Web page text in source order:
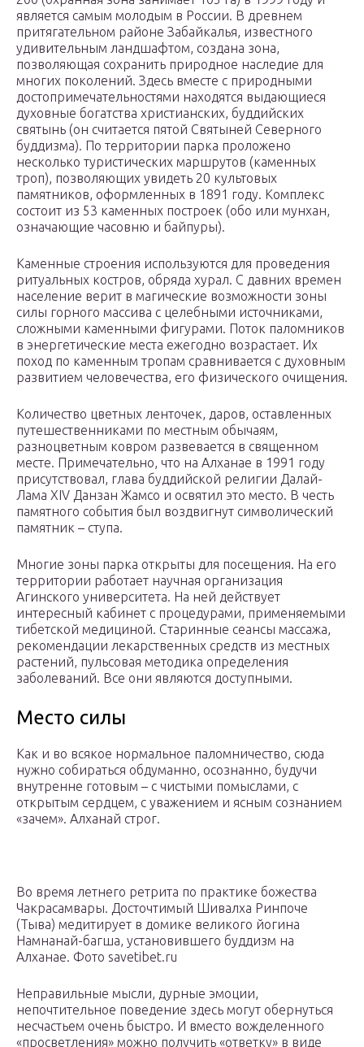
является самым молодым в России. В древнем
притягательном районе Забайкалья, известного
удивительным ландшафтом, создана зона,
позволяющая сохранить природное наследие для
многих поколений. Здесь вместе с природными
достопримечательностями находятся выдающиеся
духовные богатства христианских, буддийских
святынь (он считается пятой Святыней Северного
буддизма). По территории парка проложено
несколько туристических маршрутов (каменных
троп), позволяющих увидеть 20 культовых
памятников, оформленных в 1891 году. Комплекс
состоит из 53 каменных построек (обо или мунхан,
означающие часовню и байпуры).
Каменные строения используются для проведения
ритуальных костров, обряда хурал. С давних времен
население верит в магические возможности зоны
силы горного массива с целебными источниками,
сложными каменными фигурами. Поток паломников
в энергетические места ежегодно возрастает. Их
поход по каменным тропам сравнивается с духовным
развитием человечества, его физического очищения.
Количество цветных ленточек, даров, оставленных
путешественниками по местным обычаям,
разноцветным ковром развевается в священном
месте. Примечательно, что на Алханае в 1991 году
присутствовал, глава буддийской религии Далай-
Лама XIV Данзан Жамсо и освятил это место. В честь
памятного события был воздвигнут символический
памятник – ступа.
Многие зоны парка открыты для посещения. На его
территории работает научная организация
Агинского университета. На ней действует
интересный кабинет с процедурами, применяемыми
тибетской медициной. Старинные сеансы массажа,
рекомендации лекарственных средств из местных
растений, пульсовая методика определения
заболеваний. Все они являются доступными.
Место силы
Как и во всякое нормальное паломничество, сюда
нужно собираться обдуманно, осознанно, будучи
внутренне готовым – с чистыми помыслами, с
открытым сердцем, с уважением и ясным сознанием
«зачем». Алханай строг.
Во время летнего ретрита по практике божества
Чакрасамвары. Досточтимый Шивалха Ринпоче
(Тыва) медитирует в домике великого йогина
Намнанай-багша, установившего буддизм на
Алханае. Фото savetibet.ru
Неправильные мысли, дурные эмоции,
непочтительное поведение здесь могут обернуться
несчастьем очень быстро. И вместо вожделенного
«просветления» можно получить «ответку» в виде